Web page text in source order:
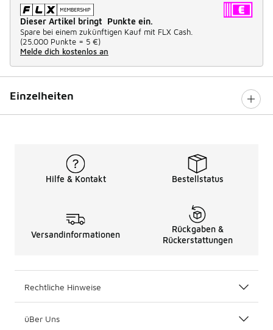
Dieser Artikel bringt Punkte ein.
Spare bei einem zukünftigen Kauf mit FLX Cash.
(25.000 Punkte = 5 €)
Melde dich kostenlos an
Einzelheiten
Hilfe & Kontakt Bestellstatus
Versandinformationen
Rückgaben &
Rückerstattungen
Rechtliche Hinweise
üBer Uns